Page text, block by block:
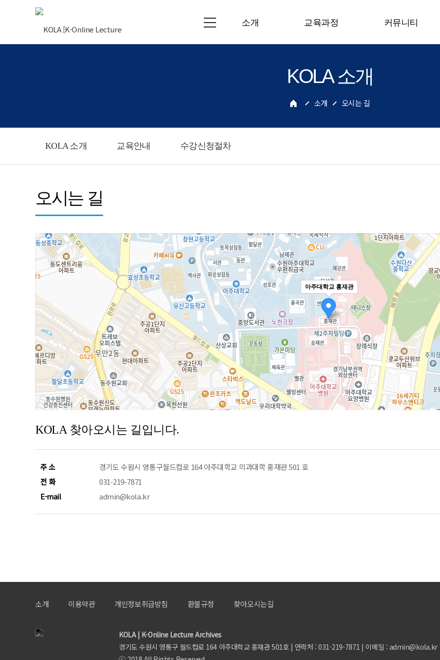
소개 교육과정 커뮤니티
KOLA 소개
KOLA 소개 교육안내 수강신청절차
소개 오시는 길
오시는 길
아주대학교 홍재관
KOLA 찾아오시는 길입니다.
주 소
경기도 수원시 영통구월드컵로 164 아주대학교 의과대학 홍재관 501 호
전 화
031-219-7871
E-mail
admin@kola.kr
소개 이용약관 개인정보취급방침 환불규정 찾아오시는길
KOLA | K-Online Lecture Archives
경기도 수원시 영통구 월드컵로 164 아주대학교 홍재관 501호 | 연락처 : 031-219-7871 | 이메일 : admin@kola.kr